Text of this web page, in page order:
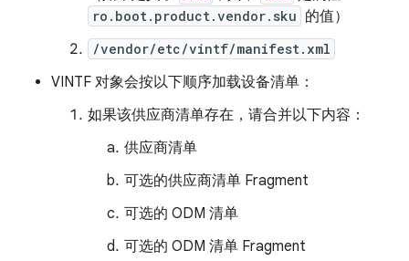
ro.boot.product.vendor.sku 的值）
/vendor/etc/vintf/manifest.xml
VINTF 对象会按以下顺序加载设备清单：
如果该供应商清单存在，请合并以下内容：
供应商清单
可选的供应商清单 Fragment
可选的 ODM 清单
可选的 ODM 清单 Fragment